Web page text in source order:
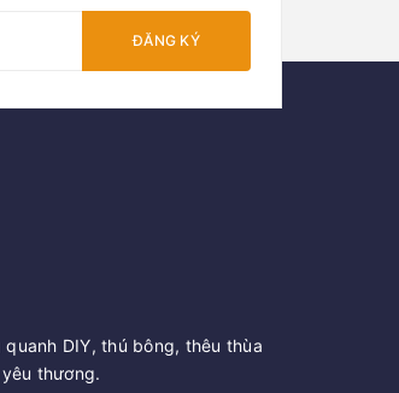
ĐĂNG KÝ
DIY, thú bông, thêu thùa
thương.